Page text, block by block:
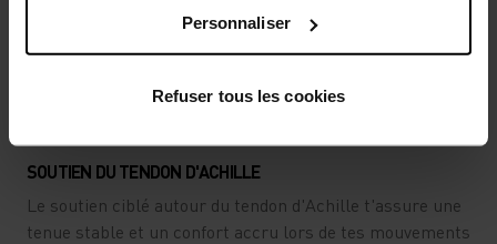
Personnaliser
Refuser tous les cookies
SOUTIEN DU TENDON D'ACHILLE
Le soutien ciblé autour du tendon d'Achille t'assure une
tenue stable et un confort accru lors de tes mouvements